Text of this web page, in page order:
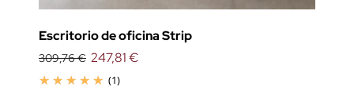
Escritorio de oficina Strip
309,76 €
(1)
247,81 €